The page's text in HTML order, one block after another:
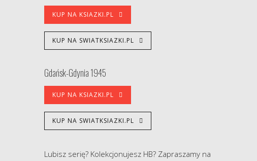
KUP NA KSIAZKI.PL
KUP NA SWIATKSIAZKI.PL
Gdańsk-Gdynia 1945
KUP NA KSIAZKI.PL
KUP NA SWIATKSIAZKI.PL
Lubisz serię? Kolekcjonujesz HB? Zapraszamy na